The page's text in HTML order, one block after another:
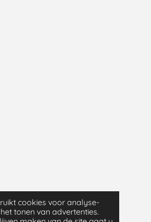
cookies voor analyse-
tonen van advertenties.